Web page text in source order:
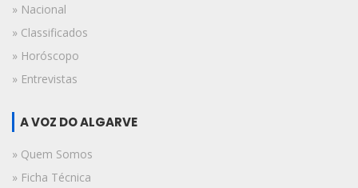
» Nacional
» Classificados
» Horóscopo
» Entrevistas
A VOZ DO ALGARVE
» Quem Somos
» Ficha Técnica